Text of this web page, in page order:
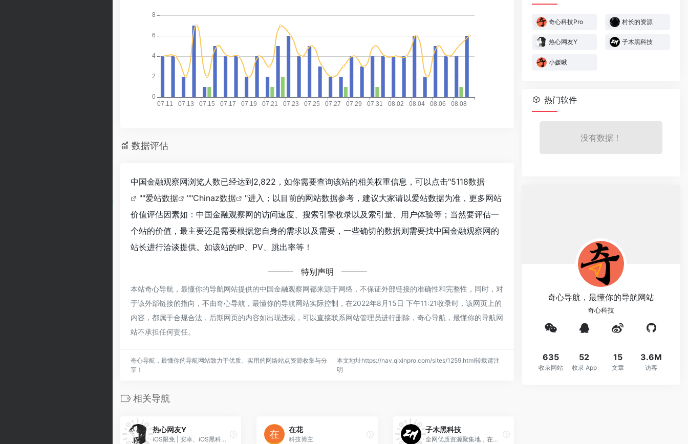
数据评估
中国金融观察网浏览人数已经达到2,822，如你需要查询该站的相关权重信息，可以点击"5118数据
""爱站数据 ""Chinaz数据
"进入；以目前的网站数据参考，建议大家请以爱站数据为准，更多网站
价值评估因素如：中国金融观察网的访问速度、搜索引擎收录以及索引量、用户体验等；当然要评估一
个站的价值，最主要还是需要根据您自身的需求以及需要，一些确切的数据则需要找中国金融观察网的
站长进行洽谈提供。如该站的IP、PV、跳出率等！
特别声明
本站奇心导航，最懂你的导航网站提供的中国金融观察网都来源于网络，不保证外部链接的准确性和完整性，同时，对
于该外部链接的指向，不由奇心导航，最懂你的导航网站实际控制，在2022年8月15日 下午11:21收录时，该网页上的
内容，都属于合规合法，后期网页的内容如出现违规，可以直接联系网站管理员进行删除，奇心导航，最懂你的导航网
站不承担任何责任。
奇心导航，最懂你的导航网站致力于优质、实用的网络站点资源收集与分
享！
本文地址https://nav.qixinpro.com/sites/1259.html转载请注
明
相关导航
热心网友Y
iOS限免 | 安卓、iOS黑科技 | 玩机教程 | 网球规则 | 圈X脚本 | 捷径分享。
在花
科技博主
子木黑科技
全网优质资源聚集地，在这里你可以发现超多实用有趣的软件工具！
奇心科技Pro 村长的资源
热心网友Y 子木黑科技
小媛啾
热门软件
没有数据！
奇心导航，最懂你的导航网站
奇心科技
635
收录网站
52
收录 App
15
文章
3.6M
访客